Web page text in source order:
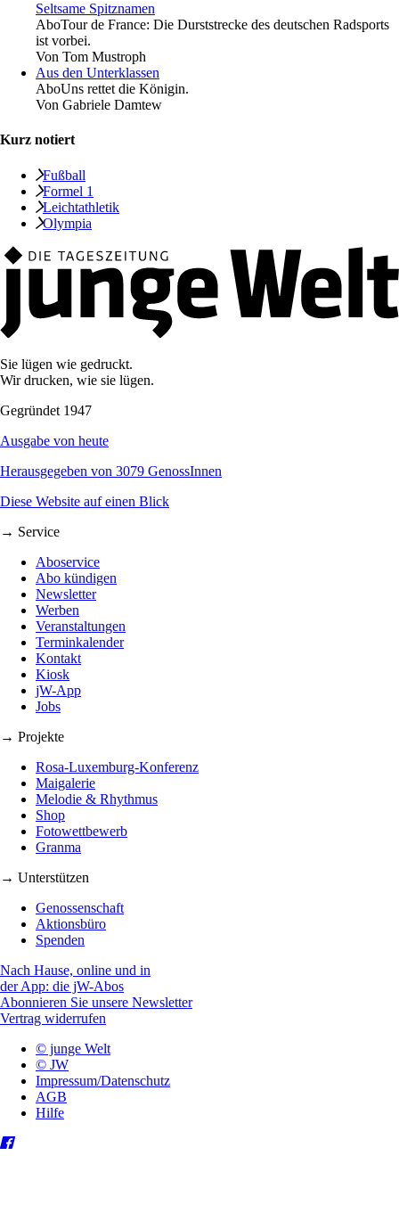
Seltsame Spitznamen
AboTour de France: Die Durststrecke des deutschen Radsports
ist vorbei.
Von Tom Mustroph
Aus den Unterklassen
AboUns rettet die Königin.
Von Gabriele Damtew
Kurz notiert
Fußball
Formel 1
Leichtathletik
Olympia
Sie lügen wie gedruckt.
Wir drucken, wie sie lügen.
Gegründet 1947
Ausgabe von heute
Herausgegeben von 3079 GenossInnen
Diese Website auf einen Blick
→ Service
Aboservice
Abo kündigen
Newsletter
Werben
Veranstaltungen
Terminkalender
Kontakt
Kiosk
jW-App
Jobs
→ Projekte
Rosa-Luxemburg-Konferenz
Maigalerie
Melodie & Rhythmus
Shop
Fotowettbewerb
Granma
→ Unterstützen
Genossenschaft
Aktionsbüro
Spenden
Nach Hause, online und in
der App: die jW-Abos
Abonnieren Sie unsere Newsletter
Vertrag widerrufen
© junge Welt
© JW
Impressum/Datenschutz
AGB
Hilfe